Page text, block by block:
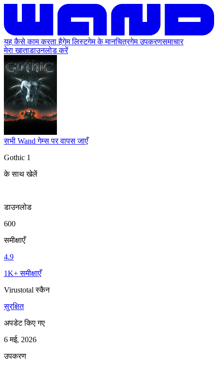
यह कैसे काम करता हैगेम लिस्टगेम के मानचित्रगेम उपकरणसमाचार
मेरा खाताडाउनलोड करें
सभी Wand गेम्स पर वापस जाएँ
Gothic 1
के साथ खेलें
डाउनलोड
600
समीक्षाएँ
4.9
1K+ समीक्षाएँ
Virustotal स्कैन
सुरक्षित
अपडेट किए गए
6 मई, 2026
उपकरण